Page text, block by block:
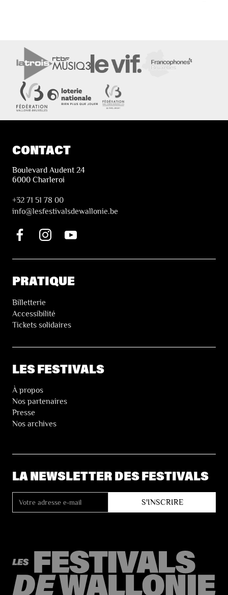
CONTACT
Boulevard Audent 24
6000 Charleroi
+32 71 51 78 00
info@lesfestivalsdewallonie.be
PRATIQUE
Billetterie
Accessibilité
Tickets solidaires
LES FESTIVALS
À propos
Nos partenaires
Presse
Nos archives
LA NEWSLETTER DES FESTIVALS